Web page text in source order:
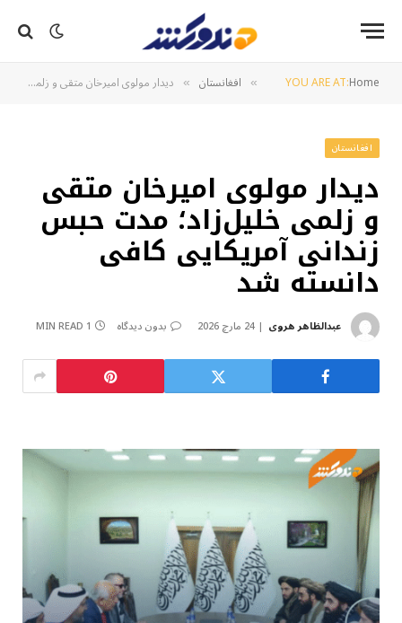
YOU ARE AT:Home
» افغانستان » دیدار مولوی امیرخان متقی و زلمی خلیل‌زاد؛ مدت حبس زندانی آمریکایی کافی دانسته شد
افغانستان
دیدار مولوی امیرخان متقی
و زلمی خلیل‌زاد؛ مدت حبس
زندانی آمریکایی کافی
دانسته شد
عبدالظاهر هروی 24 مارچ 2026 بدون دیدگاه 1 MIN READ